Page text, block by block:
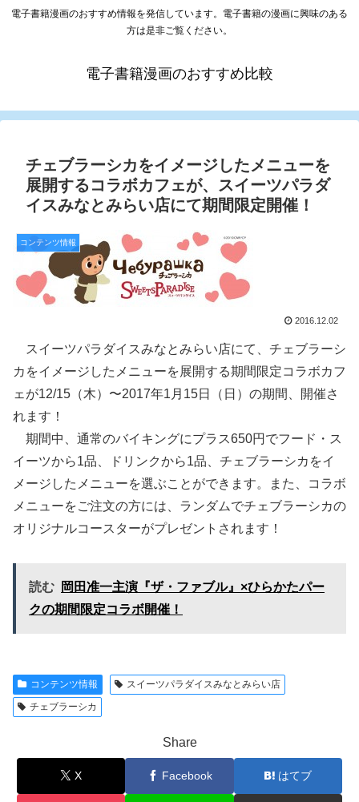
電子書籍漫画のおすすめ情報を発信しています。電子書籍の漫画に興味のある
方は是非ご覧ください。
電子書籍漫画のおすすめ比較
チェブラーシカをイメージしたメニューを
展開するコラボカフェが、スイーツパラダ
イスみなとみらい店にて期間限定開催！
コンテンツ情報
2016.12.02
スイーツパラダイスみなとみらい店にて、チェブラーシ
カをイメージしたメニューを展開する期間限定コラボカフ
ェが12/15（木）〜2017年1月15日（日）の期間、開催さ
れます！
期間中、通常のバイキングにプラス650円でフード・ス
イーツから1品、ドリンクから1品、チェブラーシカをイ
メージしたメニューを選ぶことができます。また、コラボ
メニューをご注文の方には、ランダムでチェブラーシカの
オリジナルコースターがプレゼントされます！
読む
岡田准一主演『ザ・ファブル』×ひらかたパー
クの期間限定コラボ開催！
コンテンツ情報
スイーツパラダイスみなとみらい店
チェブラーシカ
Share
X Facebook はてブ